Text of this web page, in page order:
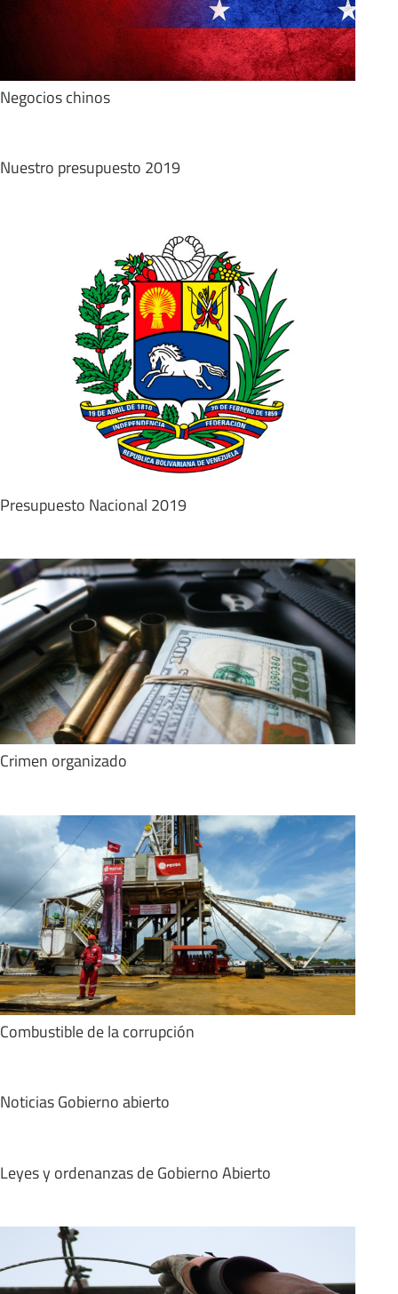
Negocios chinos
Nuestro presupuesto 2019
Presupuesto Nacional 2019
Crimen organizado
Combustible de la corrupción
Noticias Gobierno abierto
Leyes y ordenanzas de Gobierno Abierto